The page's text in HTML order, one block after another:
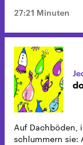
27:21 Minuten
Auf Dachböden,
schlummern sie: